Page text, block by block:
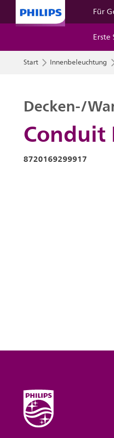
Für
Erste
Start Innenbeleuchtung
Conduit
Decken-/
8720169299917